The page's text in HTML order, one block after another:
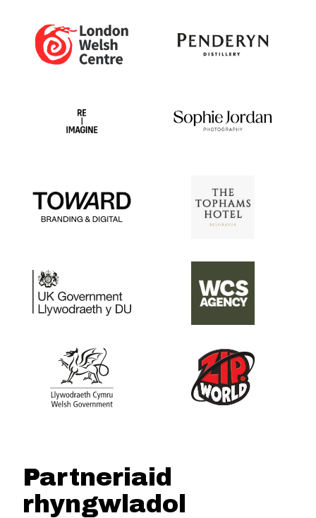
Partneriaid
rhyngwladol